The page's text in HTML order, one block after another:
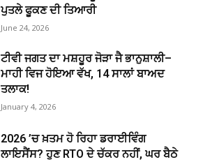
ਪੁਤਲੇ ਫੂਕਣ ਦੀ ਤਿਆਰੀ
June 24, 2026
ਟੀਵੀ ਜਗਤ ਦਾ ਮਸ਼ਹੂਰ ਜੋੜਾ ਜੈ ਭਾਨੁਸ਼ਾਲੀ–
ਮਾਹੀ ਵਿਜ ਹੋਇਆ ਵੱਖ, 14 ਸਾਲਾਂ ਬਾਅਦ
ਤਲਾਕ!
January 4, 2026
2026 ’ਚ ਖ਼ਤਮ ਹੋ ਰਿਹਾ ਡਰਾਈਵਿੰਗ
ਲਾਇਸੈਂਸ? ਹੁਣ RTO ਦੇ ਚੱਕਰ ਨਹੀਂ, ਘਰ ਬੈਠੇ